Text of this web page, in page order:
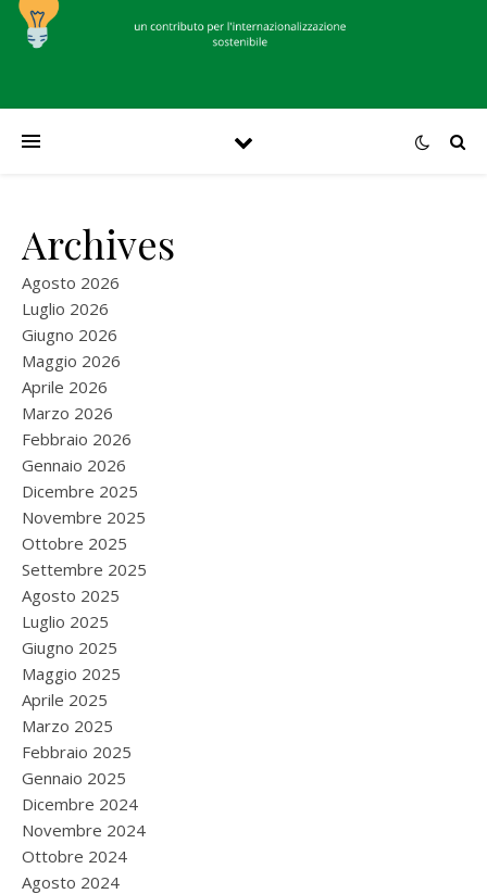
Archives
Agosto 2026
Luglio 2026
Giugno 2026
Maggio 2026
Aprile 2026
Marzo 2026
Febbraio 2026
Gennaio 2026
Dicembre 2025
Novembre 2025
Ottobre 2025
Settembre 2025
Agosto 2025
Luglio 2025
Giugno 2025
Maggio 2025
Aprile 2025
Marzo 2025
Febbraio 2025
Gennaio 2025
Dicembre 2024
Novembre 2024
Ottobre 2024
Agosto 2024